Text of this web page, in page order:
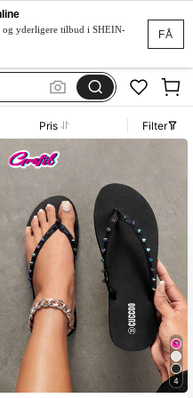
FÅ
og yderligere tilbud i SHEIN-
Pris Filter
4